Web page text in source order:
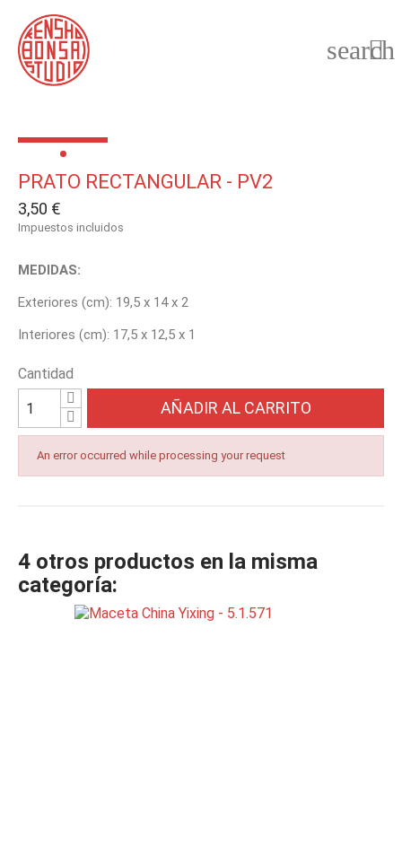

search
PRATO RECTANGULAR - PV2
3,50 €
Impuestos incluidos
MEDIDAS:
Exteriores (cm): 19,5 x 14 x 2
Interiores (cm): 17,5 x 12,5 x 1
Cantidad
AÑADIR AL CARRITO
An error occurred while processing your request
4 otros productos en la misma
categoría: